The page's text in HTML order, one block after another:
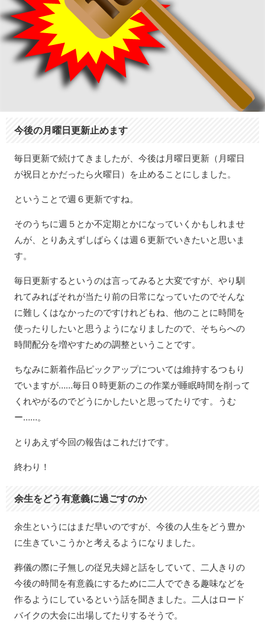
今後の月曜日更新止めます
毎日更新で続けてきましたが、今後は月曜日更新（月曜日
が祝日とかだったら火曜日）を止めることにしました。
ということで週６更新ですね。
そのうちに週５とか不定期とかになっていくかもしれませ
んが、とりあえずしばらくは週６更新でいきたいと思いま
す。
毎日更新するというのは言ってみると大変ですが、やり馴
れてみればそれが当たり前の日常になっていたのでそんな
に難しくはなかったのですけれどもね、他のことに時間を
使ったりしたいと思うようになりましたので、そちらへの
時間配分を増やすための調整ということです。
ちなみに新着作品ピックアップについては維持するつもり
でいますが……毎日０時更新のこの作業が睡眠時間を削って
くれやがるのでどうにかしたいと思ってたりです。うむ
ー……。
とりあえず今回の報告はこれだけです。
終わり！
余生をどう有意義に過ごすのか
余生というにはまだ早いのですが、今後の人生をどう豊か
に生きていこうかと考えるようになりました。
葬儀の際に子無しの従兄夫婦と話をしていて、二人きりの
今後の時間を有意義にするために二人でできる趣味などを
作るようにしているという話を聞きました。二人はロード
バイクの大会に出場してたりするそうで。